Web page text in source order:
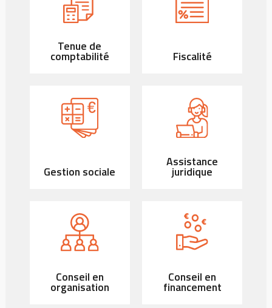
Tenue de
comptabilité Fiscalité
Gestion sociale
Assistance
juridique
Conseil en
organisation
Conseil en
financement